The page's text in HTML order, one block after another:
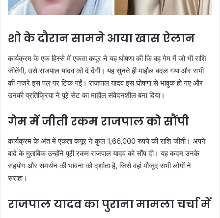
शो के दौरान सामने आया खास ऐलान
कार्यक्रम के एक हिस्से में एकता कपूर ने यह घोषणा की कि वह गेम में जो भी राशि
जीतेंगी, उसे राजपाल यादव को दे देंगी। यह सुनते ही माहौल बदल गया और सभी
की नजरें इस पल पर टिक गईं। राजपाल यादव इस घोषणा से भावुक हो गए और
उनकी प्रतिक्रिया ने पूरे सेट का माहौल संवेदनशील बना दिया।
गेम में जीती रकम राजपाल को सौंपी
कार्यक्रम के अंत में एकता कपूर ने कुल 1,66,000 रुपये की राशि जीती। अपने
वादे के मुताबिक उन्होंने पूरी रकम राजपाल यादव को सौंप दी। यह कदम उनके
सहयोग और समर्थन की भावना को दर्शाता है, जिसे वहां मौजूद सभी लोगों ने
सराहा।
राजपाल यादव का पुराना मामला चर्चा में